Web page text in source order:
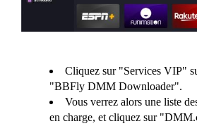
Cliquez sur "Services VIP"
"BBFly DMM Downloader".
Vous verrez alors une liste
en charge, et cliquez sur